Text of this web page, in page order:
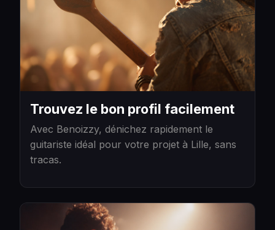
Trouvez le bon profil facilement
Avec Benoizzy, dénichez rapidement le
guitariste idéal pour votre projet à Lille, sans
tracas.